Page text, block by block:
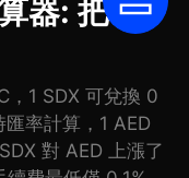
器: 把
1 SDX 可兌換 0
率計算，1 AED
對 AED 上漲了